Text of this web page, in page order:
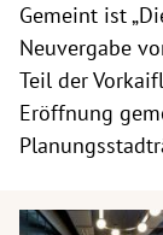
Gemeint ist
Neuvergabe
Teil der
Eröffnung